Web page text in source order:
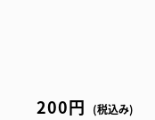
200円 (税込み)